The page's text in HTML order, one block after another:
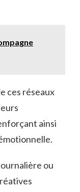
ces réseaux
ainsi
ou